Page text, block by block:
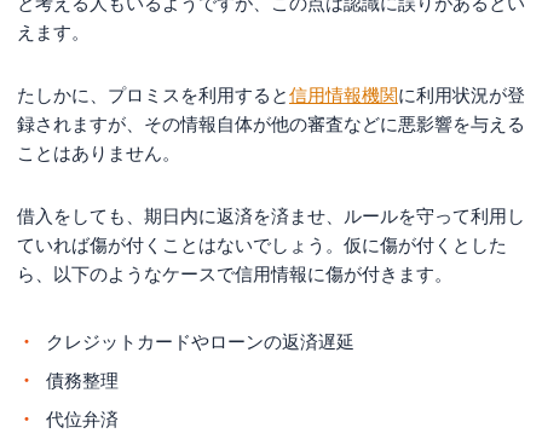
えます。
たしかに、プロミスを利用すると信用情報機関に利用状況が登
録されますが、その情報自体が他の審査などに悪影響を与える
ことはありません。
借入をしても、期日内に返済を済ませ、ルールを守って利用し
ていれば傷が付くことはないでしょう。仮に傷が付くとした
ら、以下のようなケースで信用情報に傷が付きます。
クレジットカードやローンの返済遅延
債務整理
代位弁済